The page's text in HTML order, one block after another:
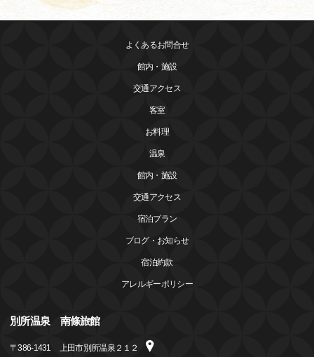
よくあるお問合せ
館内・施設
交通アクセス
客室
お料理
温泉
館内・施設
交通アクセス
宿泊プラン
ブログ・お知らせ
宿泊約款
アレルギーポリシー
別所温泉 南條旅館
〒386-1431 上田市別所温泉２１２